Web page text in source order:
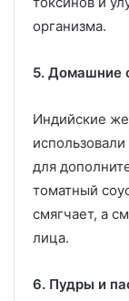
организма.
5. Домашние
Индийские
для
томатный
смягчает, а
лица.
6. Пудры и